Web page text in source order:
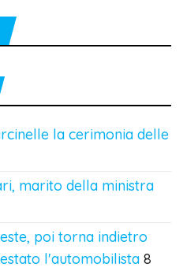
la cerimonia delle
marito della ministra
poi torna indietro
l'automobilista 8